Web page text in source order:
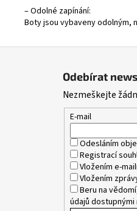
– Odolné zapínání:
Boty jsou vybaveny odolným,
Odebírat
Nezmeškejte
E-mail
Odesláním
Registrací
Vložením e-
Vložením
Beru na
údajů